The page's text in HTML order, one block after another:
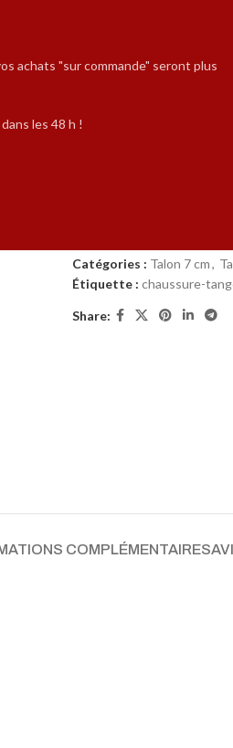
achats "sur commande" seront plus
les 48 h !
POINTURES
Catégories : Talon 7 cm,
Étiquette : chaussure-
Share:
COMPLÉMENTAIRES